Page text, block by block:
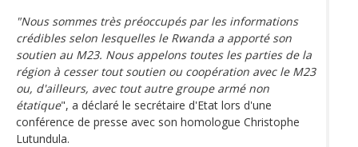
"Nous sommes très préoccupés par les informations
crédibles selon lesquelles le Rwanda a apporté son
soutien au M23. Nous appelons toutes les parties de la
région à cesser tout soutien ou coopération avec le M23
ou, d'ailleurs, avec tout autre groupe armé non
étatique", a déclaré le secrétaire d'Etat lors d'une
conférence de presse avec son homologue Christophe
Lutundula.